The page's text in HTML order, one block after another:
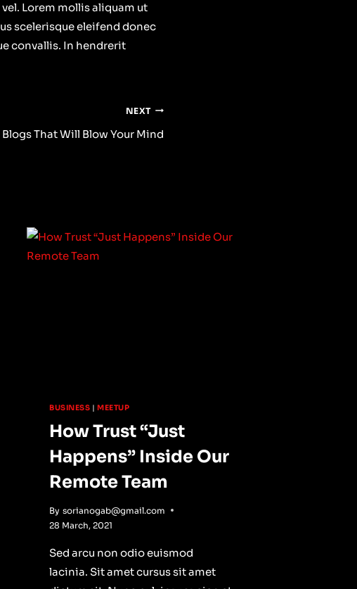
Lorem mollis aliquam ut
scelerisque eleifend donec
convallis. In hendrerit
NEXT
That Will Blow Your Mind
BUSINESS | MEETUP
How Trust “Just
Happens” Inside Our
Remote Team
By sorianogab@gmail.com
28 March, 2021
Sed arcu non odio euismod
lacinia. Sit amet cursus sit amet